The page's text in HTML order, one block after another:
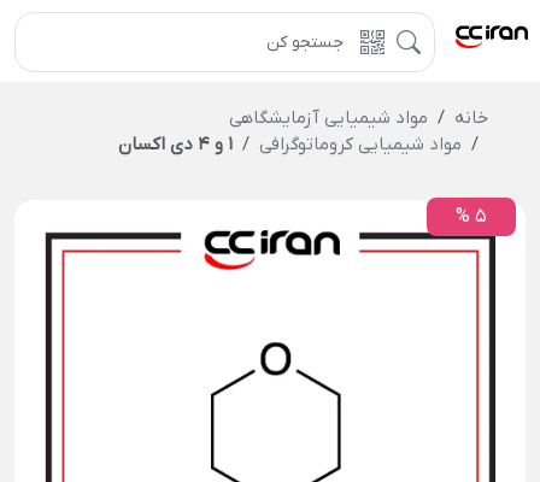
خانه
مواد شیمیایی آزمایشگاهی
مواد شیمیایی کروماتوگرافی
1 و 4 دی اکسان
5 %